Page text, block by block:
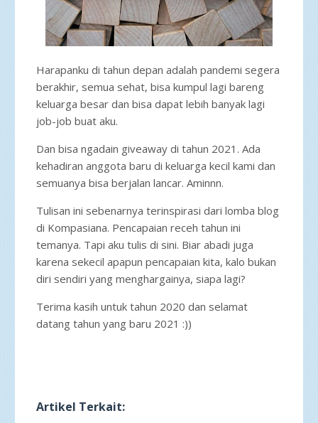
Harapanku di tahun depan adalah pandemi segera
berakhir, semua sehat, bisa kumpul lagi bareng
keluarga besar dan bisa dapat lebih banyak lagi
job-job buat aku.
Dan bisa ngadain giveaway di tahun 2021. Ada
kehadiran anggota baru di keluarga kecil kami dan
semuanya bisa berjalan lancar. Aminnn.
Tulisan ini sebenarnya terinspirasi dari lomba blog
di Kompasiana. Pencapaian receh tahun ini
temanya. Tapi aku tulis di sini. Biar abadi juga
karena sekecil apapun pencapaian kita, kalo bukan
diri sendiri yang menghargainya, siapa lagi?
Terima kasih untuk tahun 2020 dan selamat
datang tahun yang baru 2021 :))
Artikel Terkait: